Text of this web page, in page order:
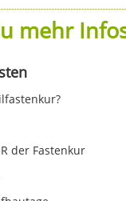
mehr
der Fastenkur